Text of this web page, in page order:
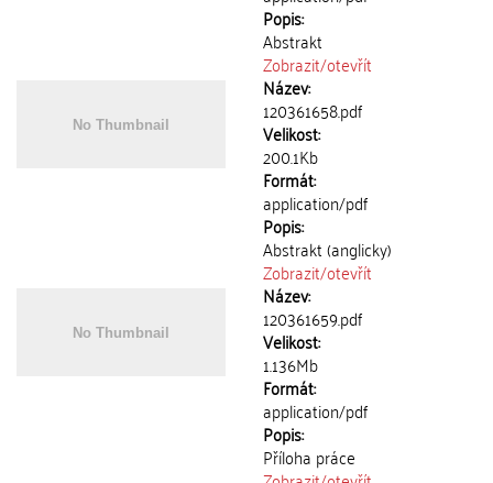
Popis:
Abstrakt
Zobrazit/otevřít
Název:
120361658.pdf
Velikost:
200.1Kb
Formát:
application/pdf
Popis:
Abstrakt (anglicky)
Zobrazit/otevřít
Název:
120361659.pdf
Velikost:
1.136Mb
Formát:
application/pdf
Popis:
Příloha práce